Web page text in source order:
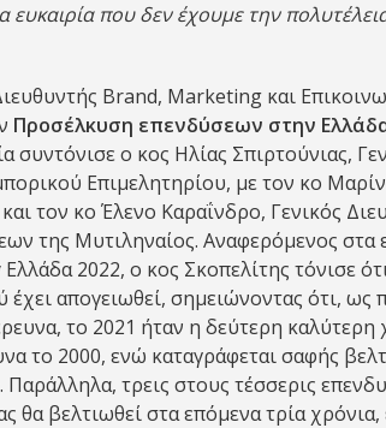
ευκαιρία που δεν έχουμε την
Brand, Marketing και
Προσέλκυση επενδύσεων στην
συντόνισε ο κος Ηλίας Σπιρτούνιας,
Επιμελητηρίου, με τον κο
τον κο Έλενο Καραΐνδρο, Γενικός
της Μυτιληναίος. Αναφερόμενος στα
2022, ο κος Σκοπελίτης τόνισε
απογειωθεί, σημειώνοντας ότι, ως
το 2021 ήταν η δεύτερη καλύτερη
το 2000, ενώ καταγράφεται σαφής
τρεις στους τέσσερις
θα βελτιωθεί στα επόμενα τρία